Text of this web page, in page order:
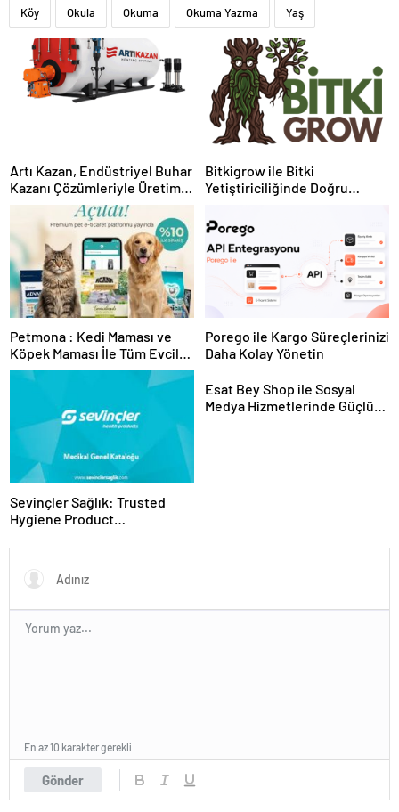
Köy Okula Okuma Okuma Yazma Yaş
Artı Kazan, Endüstriyel Buhar
Kazanı Çözümleriyle Üretim
Tesislerine Verimli Sistemler
Sunuyor
Bitkigrow ile Bitki
Yetiştiriciliğinde Doğru
Petmona : Kedi Maması ve
Köpek Maması İle Tüm Evcil
Hayvan Ürünleri
Porego ile Kargo Süreçlerinizi
Daha Kolay Yönetin
Sevinçler Sağlık: Trusted
Hygiene Product
Esat Bey Shop ile Sosyal
Medya Hizmetlerinde Güçlü
Gönder
En az 10 karakter gerekli